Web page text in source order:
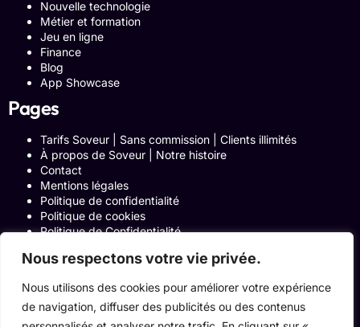
Nous respectons votre vie privée.
Nous utilisons des cookies pour améliorer votre expérience
de navigation, diffuser des publicités ou des contenus
Nouvelle technologie
Métier et formation
Jeu en ligne
Finance
Blog
App Showcase
Pages
Tarifs Soveur | Sans commission | Clients illimités
À propos de Soveur | Notre histoire
Contact
Mentions légales
Politique de confidentialité
Politique de cookies
Politique de Confidentialité
Blog
Programme Affiliation
Conditions générales d’utilisation
ACCUEIL